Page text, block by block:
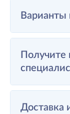
Варианты
Получите
Доставка